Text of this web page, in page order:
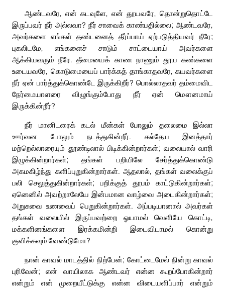
ஆண்டவரே, என் கடவுளே, என் தூயவரே, தொன்றுதொட்டே
இருப்பவர் நீர் அல்லவா? நீர் சாவைக் காண்பதில்லை; ஆண்டவரே,
அவர்களை எங்கள் தண்டனைத் தீர்ப்பாய் ஏற்படுத்தியவர் நீரே;
புகலிடமே, எங்களைச் சாடும் சாட்டையாய் அவர்களை
ஆக்கியவரும் நீரே. தீமையைக் காண நாணும் தூய கண்களை
உடையவரே, கொடுமையைப் பார்க்கத் தாங்காதவரே, கயவர்களை
நீர் ஏன் பார்த்துக்கொண்டே இருக்கிறீர்? பொல்லாதவர் தம்மைவிட
நேர்மையாளரை விழுங்கும்போது நீர் ஏன் மௌனமாய்
இருக்கின்றீர்?
நீர் மானிடரைக் கடல் மீன்கள் போலும் தலைமை இல்லா
ஊர்வன போலும் நடத்துகின்றீர். கல்தேய இனத்தார்
மற்றெல்லாரையும் தூண்டிலால் பிடிக்கின்றார்கள்; வலையால் வாரி
இழுக்கின்றார்கள்; தங்கள் பறியிலே சேர்த்துக்கொண்டு
அகமகிழ்ந்து களிப்புறுகின்றார்கள். ஆதலால், தங்கள் வலைக்குப்
பலி செலுத்துகின்றார்கள்; பறிக்குத் தூபம் காட்டுகின்றார்கள்;
ஏனெனில் அவற்றாலேயே இன்பமான வாழ்வை அடைகின்றார்கள்;
அறுசுவை உணவைப் பெறுகின்றார்கள். அப்படியானால் அவர்கள்
தங்கள் வலையில் இருப்பவற்றை ஓயாமல் வெளியே கொட்டி,
மக்களினங்களை இரக்கமின்றி இடைவிடாமல் கொன்று
குவிக்கவும் வேண்டுமோ?
நான் காவல் மாடத்தில் நிற்பேன்; கோட்டைமேல் நின்று காவல்
புரிவேன்; என் வாயிலாக ஆண்டவர் என்ன கூறப்போகின்றார்
என்றும் என் முறையீட்டுக்கு என்ன விடையளிப்பார் என்றும்